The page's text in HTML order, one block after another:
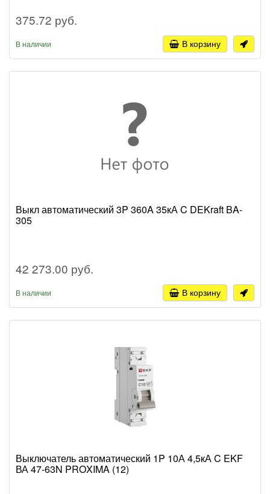
375.72 руб.
В наличии В корзину
Выкл автоматический 3P 360A 35кА C DEKraft BA-
305
42 273.00 руб.
В наличии В корзину
Выключатель автоматический 1P 10А 4,5кА C EKF
ВА 47-63N PROXIMA (12)